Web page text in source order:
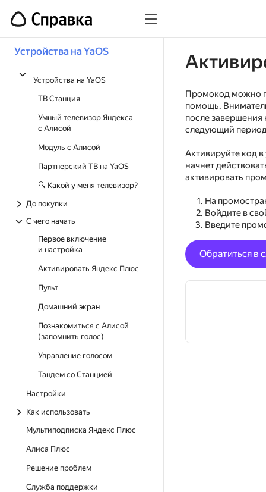
Устройства на YaOS
Устройства на YaOS
ТВ Станция
Умный телевизор Яндекса
с Алисой
Модуль с Алисой
Партнерский ТВ на YaOS
🔍 Какой у меня телевизор?
До покупки
С чего начать
Первое включение
и настройка
Активировать Яндекс Плюс
Пульт
Домашний экран
Познакомиться с Алисой
(запомнить голос)
Управление голосом
Тандем со Станцией
Настройки
Как использовать
Мультиподписка Яндекс Плюс
Алиса Плюс
Решение проблем
Служба поддержки
Промокод можно
помощь.
после завершения
следующий
Активируйте код
начнет
активировать
На
Войдите в
Введите
Обратиться в